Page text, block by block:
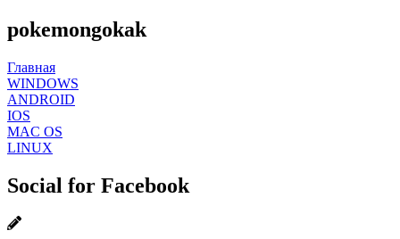
pokemongokak
Главная
WINDOWS
ANDROID
IOS
MAC OS
LINUX
Social for Facebook